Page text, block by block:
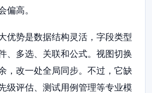
偏高。
优势是数据结构灵活，字段类型
、多选、关联和公式。视图切换
，改一处全局同步。不过，它缺
级评估、测试用例管理等专业模